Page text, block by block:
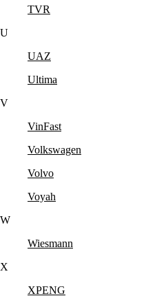
TVR
U
UAZ
Ultima
V
VinFast
Volkswagen
Volvo
Voyah
W
Wiesmann
X
XPENG